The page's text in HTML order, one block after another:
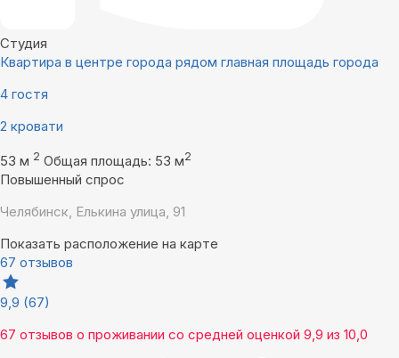
Студия
Квартира в центре города рядом главная площадь города
4 гостя
2 кровати
53 м 2 Общая площадь: 53 м2
Повышенный спрос
Челябинск, Елькина улица, 91
Показать расположение на карте
67 отзывов
9,9 (67)
67 отзывов о проживании со средней оценкой 9,9 из 10,0